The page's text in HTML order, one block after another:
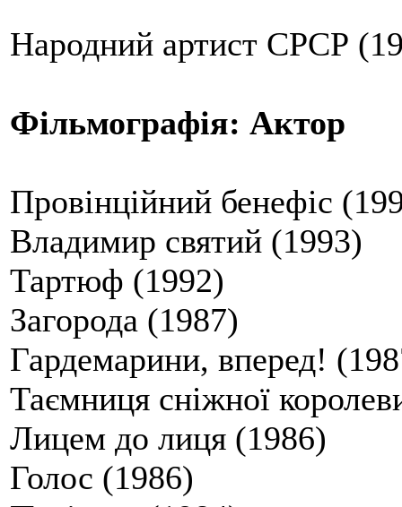
Народний артист СРСР
Фільмографія: Актор
Провінційний бенефіс
Владимир святий (1993)
Тартюф (1992)
Загорода (1987)
Гардемарини, вперед!
Таємниця сніжної
Лицем до лиця (1986)
Голос (1986)